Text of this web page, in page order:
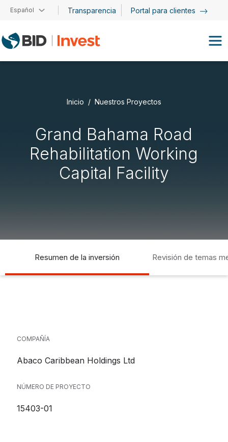
Pasar al contenido principal
Español Transparencia Portal para clientes
Inicio Nuestros Proyectos
Grand Bahama Road
Rehabilitation Working
Capital Facility
Resumen de la inversión Revisión de temas
COMPAÑÍA
Abaco Caribbean Holdings Ltd
NÚMERO DE PROYECTO
15403-01